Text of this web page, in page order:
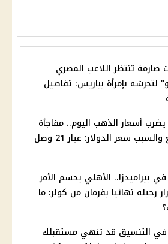
صارمة تنتظر اللاعب المصري
لتحرشه بإمرأة بباريس: تفاصيل
يضرب أسعار الذهب اليوم.. مفاجأة
للجميع والسبب سعر الدولار: عيار 21 وصل
بيراميدز!.. الأهلي يحسم الأمر
رحيله نهائيا بفرمان من كولر: ما
التنسيق قد تنهي مستقبلك